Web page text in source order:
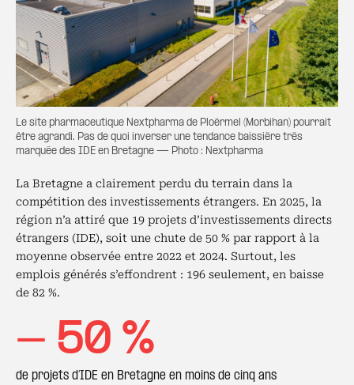
Le site pharmaceutique Nextpharma de Ploërmel (Morbihan) pourrait
être agrandi. Pas de quoi inverser une tendance baissière très
marquée des IDE en Bretagne — Photo : Nextpharma
La Bretagne a clairement perdu du terrain dans la
compétition des investissements étrangers. En 2025, la
région n’a attiré que 19 projets d’investissements directs
étrangers (IDE), soit une chute de 50 % par rapport à la
moyenne observée entre 2022 et 2024. Surtout, les
emplois générés s’effondrent : 196 seulement, en baisse
de 82 %.
- 50 %
de projets d’IDE en Bretagne en moins de cinq ans